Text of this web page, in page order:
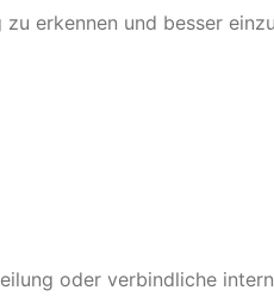
erkennen und besser
oder verbindliche